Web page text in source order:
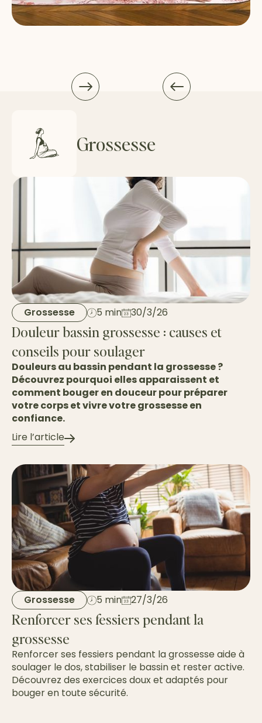
Grossesse
Grossesse 5 min 30/3/26
Douleur bassin grossesse : causes et
conseils pour soulager
Douleurs au bassin pendant la grossesse ?
Découvrez pourquoi elles apparaissent et
comment bouger en douceur pour préparer
votre corps et vivre votre grossesse en
confiance.
Lire l’article
Grossesse 5 min 27/3/26
Renforcer ses fessiers pendant la
grossesse
Renforcer ses fessiers pendant la grossesse aide à
soulager le dos, stabiliser le bassin et rester active.
Découvrez des exercices doux et adaptés pour
bouger en toute sécurité.